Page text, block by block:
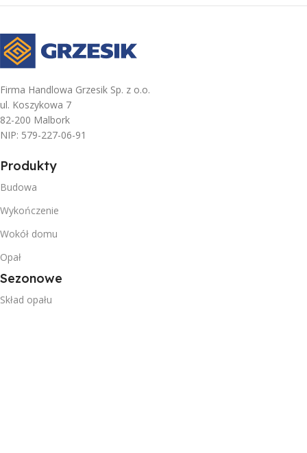
Firma Handlowa Grzesik Sp. z o.o.
ul. Koszykowa 7
82-200 Malbork
NIP: 579-227-06-91
Produkty
Budowa
Wykończenie
Wokół domu
Opał
Sezonowe
Skład opału